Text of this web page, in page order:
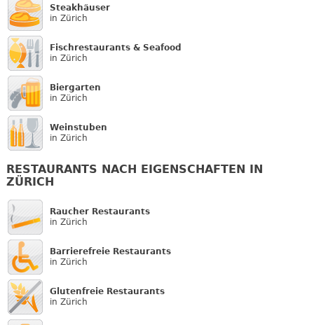
Steakhäuser
in Zürich
Fischrestaurants & Seafood
in Zürich
Biergarten
in Zürich
Weinstuben
in Zürich
RESTAURANTS NACH EIGENSCHAFTEN IN
ZÜRICH
Raucher Restaurants
in Zürich
Barrierefreie Restaurants
in Zürich
Glutenfreie Restaurants
in Zürich